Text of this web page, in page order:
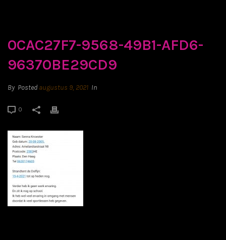
0CAC27F7-9568-49B1-AFD6-
96370BE29CD9
By Posted augustus 9, 2021 In
0